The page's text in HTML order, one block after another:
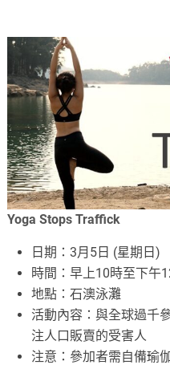
Yoga Stops Traffick
日期：3月5日 (星期日)
時間：早上10時至下午
地點：石澳泳灘
活動內容：與全球過千
注人口販賣的受害人
注意：參加者需自備瑜